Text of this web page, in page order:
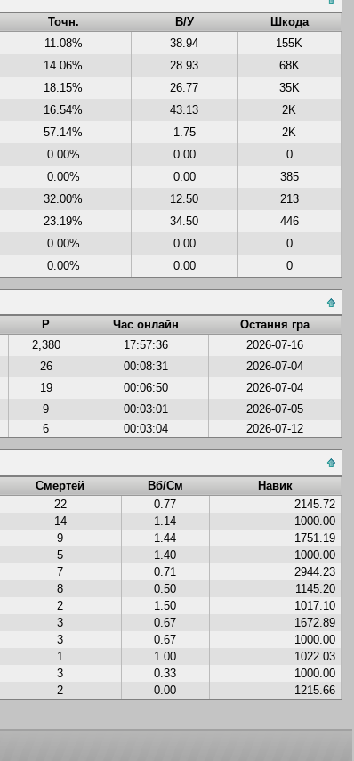
Точн. В/У
Шкода
11.08% 38.94
155K
14.06% 28.93
68K
18.15% 26.77
35K
16.54% 43.13
2K
57.14% 1.75
2K
0.00% 0.00
0
0.00% 0.00
385
32.00% 12.50
213
23.19% 34.50
446
0.00% 0.00
0
0.00% 0.00 0
Р Час онлайн
Остання гра
2,380 17:57:36
2026-07-16
26 00:08:31
2026-07-04
19 00:06:50
2026-07-04
9 00:03:01
2026-07-05
6 00:03:04 2026-07-12
Смертей Вб/См
Навик
22 0.77
2145.72
14 1.14
1000.00
9 1.44
1751.19
5 1.40
1000.00
7 0.71
2944.23
8 0.50
1145.20
2 1.50
1017.10
3 0.67
1672.89
3 0.67
1000.00
1 1.00
1022.03
3 0.33
1000.00
2 0.00 1215.66